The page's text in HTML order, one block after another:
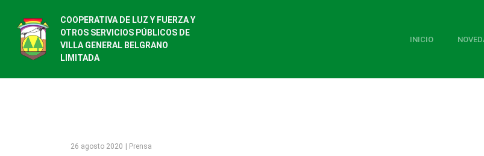
COOPERATIVA DE LUZ Y FUERZA Y
OTROS SERVICIOS PÚBLICOS DE
VILLA GENERAL BELGRANO
LIMITADA
INICIO
26 agosto 2020 | Prensa